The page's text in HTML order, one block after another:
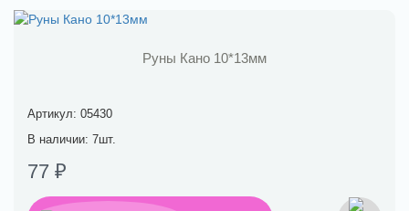
Руны Кано 10*13мм
Артикул: 05430
В наличии: 7шт.
77 ₽